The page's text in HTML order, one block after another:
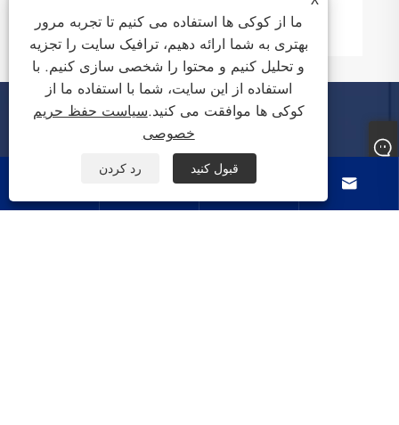
بیشتر ببینید >>
 
ما از کوکی ها استفاده می کنیم تا تجربه مرور
بهتری به شما ارائه دهیم، ترافیک سایت را تجزیه
و تحلیل کنیم و محتوا را شخصی سازی کنیم. با
استفاده از این سایت، شما با استفاده ما از
کوکی ها موافقت می کنید.سیاست حفظ حریم
خصوصی
رد کردن قبول کنید